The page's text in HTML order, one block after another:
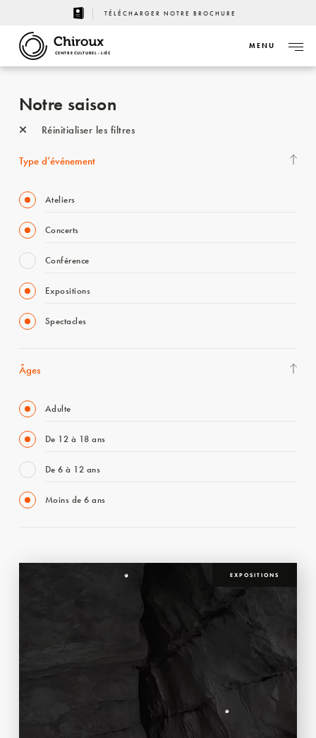
TÉLÉCHARGER NOTRE BROCHURE
CENTRE CULTUREL - LIÈGE
MENU
Notre saison
Réinitialiser les filtres
Type d’événement
Ateliers
Concerts
Conférence
Expositions
Spectacles
Âges
Adulte
De 12 à 18 ans
De 6 à 12 ans
Moins de 6 ans
EXPOSITIONS